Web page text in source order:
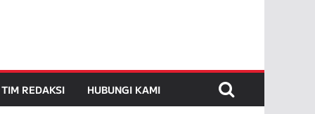
TIM REDAKSI HUBUNGI KAMI